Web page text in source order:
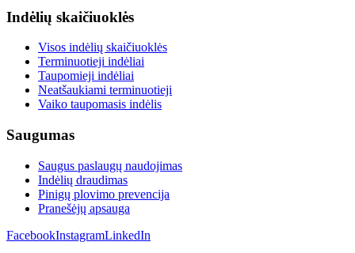
Indėlių skaičiuoklės
Visos indėlių skaičiuoklės
Terminuotieji indėliai
Taupomieji indėliai
Neatšaukiami terminuotieji
Vaiko taupomasis indėlis
Saugumas
Saugus paslaugų naudojimas
Indėlių draudimas
Pinigų plovimo prevencija
Pranešėjų apsauga
FacebookInstagramLinkedIn